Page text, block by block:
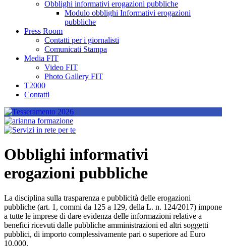
Obblighi informativi erogazioni pubbliche
Modulo obblighi Informativi erogazioni
pubbliche
Press Room
Contatti per i giornalisti
Comunicati Stampa
Media FIT
Video FIT
Photo Gallery FIT
T2000
Contatti
Obblighi informativi
erogazioni pubbliche
La disciplina sulla trasparenza e pubblicità delle erogazioni
pubbliche (art. 1, commi da 125 a 129, della L. n. 124/2017) impone
a tutte le imprese di dare evidenza delle informazioni relative a
benefici ricevuti dalle pubbliche amministrazioni ed altri soggetti
pubblici, di importo complessivamente pari o superiore ad Euro
10.000.